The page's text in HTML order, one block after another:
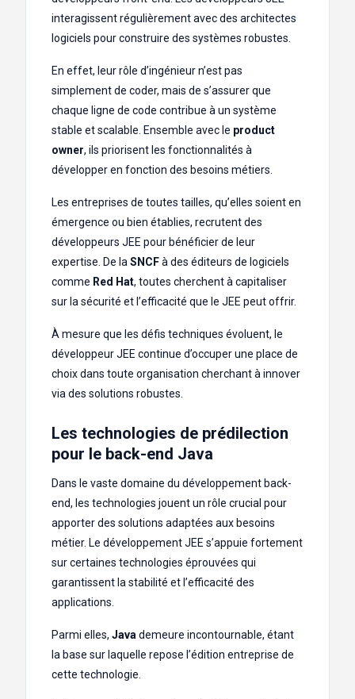
interagissent régulièrement avec des architectes
logiciels pour construire des systèmes robustes.
En effet, leur rôle d’ingénieur n’est pas
simplement de coder, mais de s’assurer que
chaque ligne de code contribue à un système
stable et scalable. Ensemble avec le product
owner, ils priorisent les fonctionnalités à
développer en fonction des besoins métiers.
Les entreprises de toutes tailles, qu’elles soient en
émergence ou bien établies, recrutent des
développeurs JEE pour bénéficier de leur
expertise. De la SNCFà des éditeurs de logiciels
comme Red Hat, toutes cherchent à capitaliser
sur la sécurité et l’efficacité que le JEE peut offrir.
À mesure que les défis techniques évoluent, le
développeur JEE continue d’occuper une place de
choix dans toute organisation cherchant à innover
via des solutions robustes.
Les technologies de prédilection
pour le back-end Java
Dans le vaste domaine du développement back-
end, les technologies jouent un rôle crucial pour
apporter des solutions adaptées aux besoins
métier. Le développement JEE s’appuie fortement
sur certaines technologies éprouvées qui
garantissent la stabilité et l’efficacité des
applications.
Parmi elles, Java demeure incontournable, étant
la base sur laquelle repose l’édition entreprise de
cette technologie.